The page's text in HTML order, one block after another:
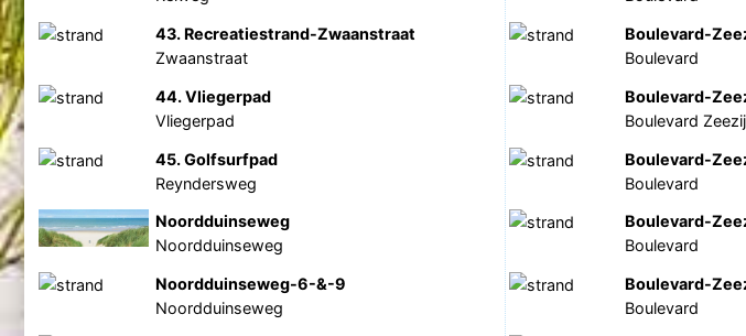
43. Recreatiestrand-Zwaanstraat
Zwaanstraat
44. Vliegerpad
Vliegerpad
45. Golfsurfpad
Reyndersweg
Noordduinseweg
Noordduinseweg
Noordduinseweg-6-&-9
Noordduinseweg
Boulevard-
Boulevard
Boulevard-
Boulevard
Boulevard-
Boulevard
Boulevard-
Boulevard
Boulevard-
Boulevard